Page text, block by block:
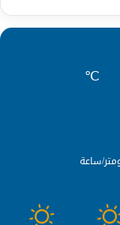
℃